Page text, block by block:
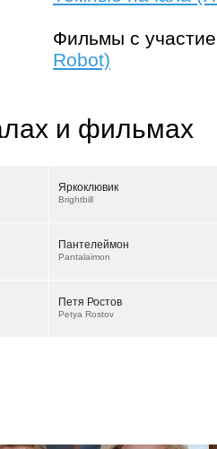
Фильмы с
Robot)
и фильмах
Яркоклювик
Brightbill
Пантелеймон
Pantalaimon
Петя Ростов
Petya Rostov